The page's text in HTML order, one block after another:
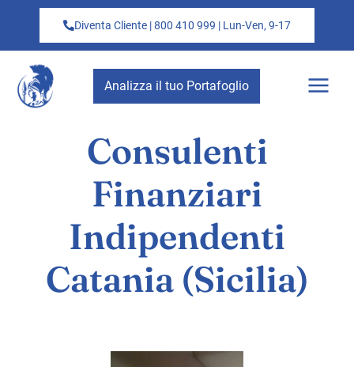
Diventa Cliente | 800 410 999 | Lun-Ven, 9-17
Analizza il tuo Portafoglio
Consulenti
Finanziari
Indipendenti
Catania (Sicilia)